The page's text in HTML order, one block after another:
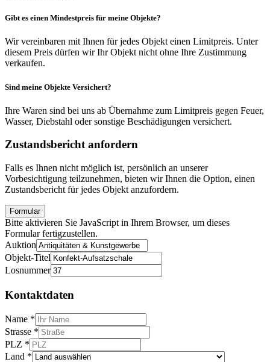
Gibt es einen Mindestpreis für meine Objekte?
Wir vereinbaren mit Ihnen für jedes Objekt einen Limitpreis. Unter
diesem Preis dürfen wir Ihr Objekt nicht ohne Ihre Zustimmung
verkaufen.
Sind meine Objekte Versichert?
Ihre Waren sind bei uns ab Übernahme zum Limitpreis gegen Feuer,
Wasser, Diebstahl oder sonstige Beschädigungen versichert.
Zustandsbericht anfordern
Falls es Ihnen nicht möglich ist, persönlich an unserer
Vorbesichtigung teilzunehmen, bieten wir Ihnen die Option, einen
Zustandsbericht für jedes Objekt anzufordern.
Formular
Bitte aktivieren Sie JavaScript in Ihrem Browser, um dieses
Formular fertigzustellen.
Auktion
Objekt-Titel
Losnummer
Kontaktdaten
Name *
Strasse *
PLZ *
Land *